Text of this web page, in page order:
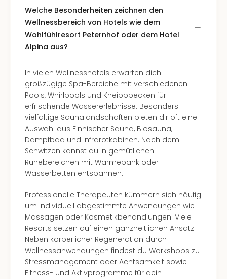
Welche Besonderheiten zeichnen den
Wellnessbereich von Hotels wie dem
Wohlfühlresort Peternhof oder dem Hotel
Alpina aus?
In vielen Wellnesshotels erwarten dich
großzügige Spa-Bereiche mit verschiedenen
Pools, Whirlpools und Kneippbecken für
erfrischende Wassererlebnisse. Besonders
vielfältige Saunalandschaften bieten dir oft eine
Auswahl aus Finnischer Sauna, Biosauna,
Dampfbad und Infrarotkabinen. Nach dem
Schwitzen kannst du in gemütlichen
Ruhebereichen mit Wärmebank oder
Wasserbetten entspannen.
Professionelle Therapeuten kümmern sich häufig
um individuell abgestimmte Anwendungen wie
Massagen oder Kosmetikbehandlungen. Viele
Resorts setzen auf einen ganzheitlichen Ansatz:
Neben körperlicher Regeneration durch
Wellnessanwendungen findest du Workshops zu
Stressmanagement oder Achtsamkeit sowie
Fitness- und Aktivprogramme für dein